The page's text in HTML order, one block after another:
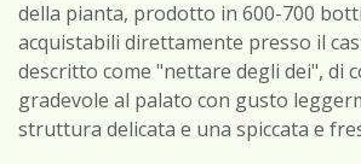
della pianta, prodotto in 600-700
acquistabili direttamente presso il
descritto come "nettare degli dei", di
gradevole al palato con gusto
struttura delicata e una spiccata e